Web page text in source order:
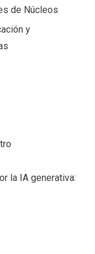
de Núcleos
y
la IA generativa: